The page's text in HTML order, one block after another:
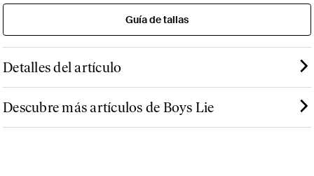
Guía de tallas
Detalles del artículo
Descubre más artículos de Boys Lie